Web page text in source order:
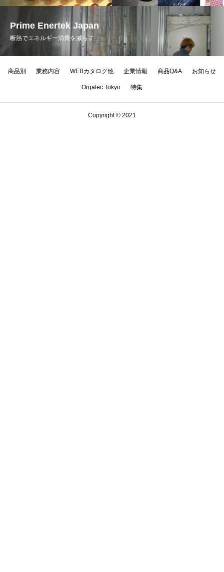
Prime Enertek Japan
断熱でエネルギー消費を減らす
商品別 業務内容 WEBカタログ他 企業情報 商品Q&A お知らせ
Orgatec Tokyo 特集
Copyright © 2021